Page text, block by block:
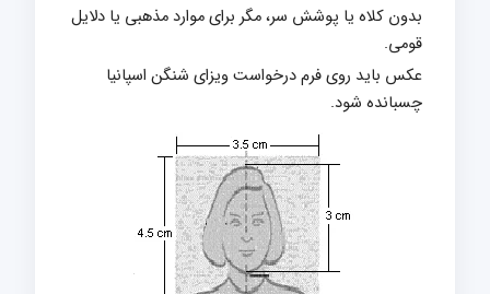
بدون کلاه یا پوشش سر، مگر برای موارد مذهبی یا دلایل
قومی.
عکس باید روی فرم درخواست ویزای شنگن اسپانیا
چسبانده شود.